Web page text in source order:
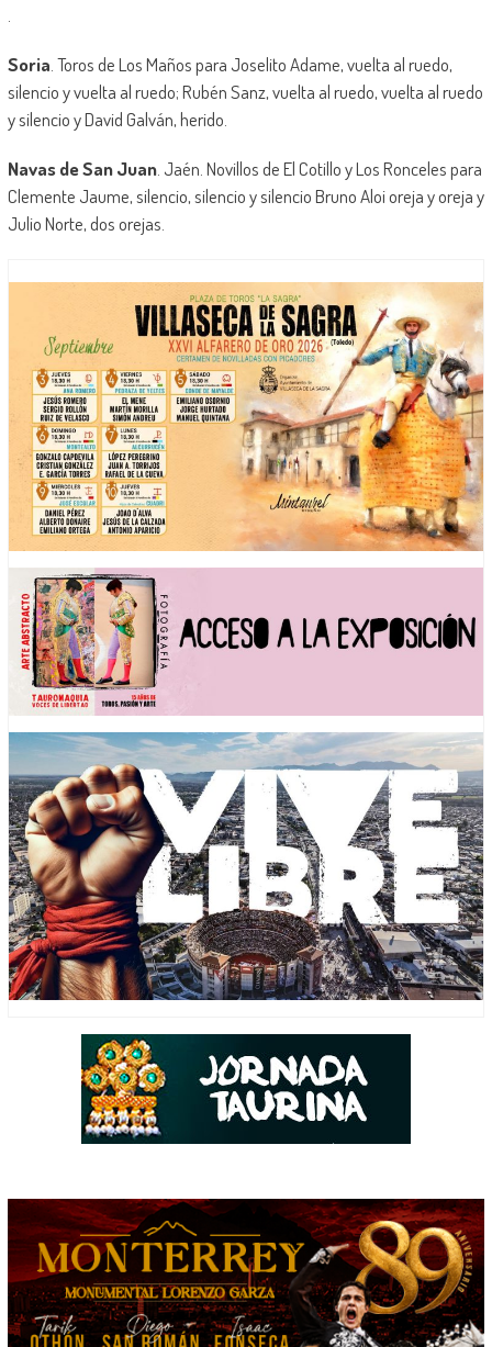
Soria . Toros de Los Maños para Joselito Adame, vuelta al ruedo,
silencio y vuelta al ruedo; Rubén Sanz, vuelta al ruedo, vuelta al ruedo
y silencio y David Galván, herido.
Navas de San Juan. Jaén. Novillos de El Cotillo y Los Ronceles para
Clemente Jaume, silencio, silencio y silencio Bruno Aloi oreja y oreja y
Julio Norte, dos orejas.